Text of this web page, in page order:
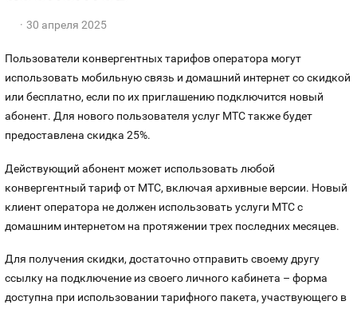
Номера
БИЛАЙН
Тарифы
Номера
Мегафон
МЕГАФОН
Тарифы
Теле2
ТЕЛЕ2
Тарифы
Йота
ЙОТА
Тарифы
Продать номер
Оплата и доставка
Контакты
30 апреля 2025
Пользователи конвергентных тарифов оператора могут
использовать мобильную связь и домашний интернет со скидкой
или бесплатно, если по их приглашению подключится новый
абонент. Для нового пользователя услуг МТС также будет
предоставлена скидка 25%.
Действующий абонент может использовать любой
конвергентный тариф от МТС, включая архивные версии. Новый
клиент оператора не должен использовать услуги МТС с
домашним интернетом на протяжении трех последних месяцев.
Для получения скидки, достаточно отправить своему другу
ссылку на подключение из своего личного кабинета – форма
доступна при использовании тарифного пакета, участвующего в